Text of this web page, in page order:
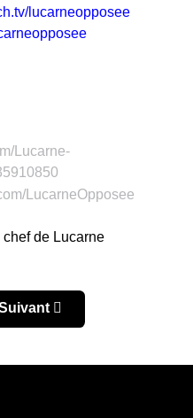
lucarneopposee
de Lucarne
la lucarne] Épisode 4
suivant : [Temps